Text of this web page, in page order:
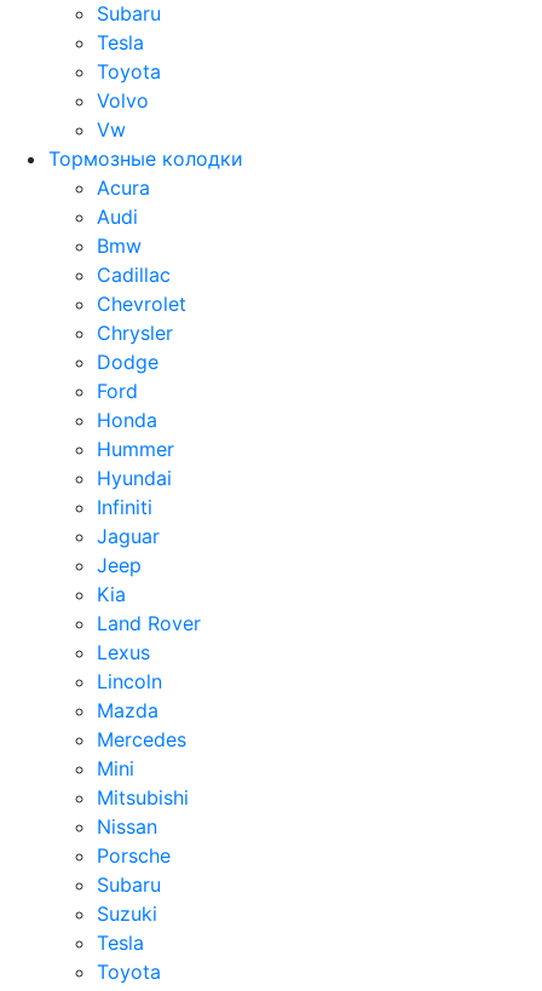
Subaru
Tesla
Toyota
Volvo
Vw
Тормозные колодки
Acura
Audi
Bmw
Cadillac
Chevrolet
Chrysler
Dodge
Ford
Honda
Hummer
Hyundai
Infiniti
Jaguar
Jeep
Kia
Land Rover
Lexus
Lincoln
Mazda
Mercedes
Mini
Mitsubishi
Nissan
Porsche
Subaru
Suzuki
Tesla
Toyota